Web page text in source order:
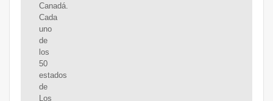
Canadá.
Cada
uno
de
los
50
estados
de
Los